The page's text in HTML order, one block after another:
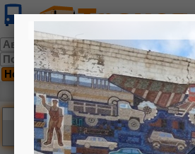
Автобусы парка
Подвижной состав маршрута
Новые Исторические Разные
Вход
Новые
Фотографий:2999|